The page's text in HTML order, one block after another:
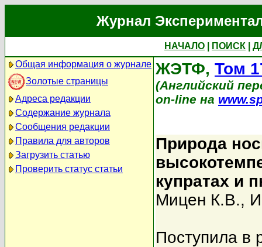
Журнал
НАЧАЛО ПОИСК
Общая информация о журнале
Золотые страницы
Адреса редакции
Содержание журнала
Сообщения редакции
Правила для авторов
Загрузить статью
Проверить статус статьи
ЖЭТФ, Том
(Английский
on-line на
Природа
купратах и
Мицен К.В.,
Поступила в